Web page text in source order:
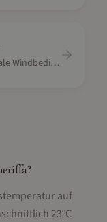
Endlose Sandstrände und ideale Windbedingungen
auf
23°C